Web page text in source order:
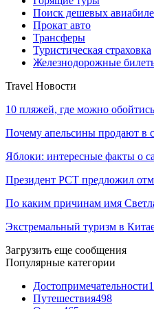
Поиск дешевых
Прокат авто
Трансферы
Туристическая страховка
Железнодорожные
Travel Новости
10 пляжей, где можно
Почему апельсины продают в
Яблоки: интересные факты о
Президент РСТ предложил
По каким причинам имя
Экстремальный туризм в
Загрузить еще сообщения
Популярные категории
Достопримечательности
Путешествия498